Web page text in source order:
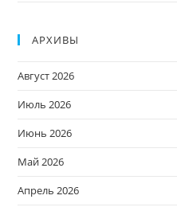
АРХИВЫ
Август 2026
Июль 2026
Июнь 2026
Май 2026
Апрель 2026